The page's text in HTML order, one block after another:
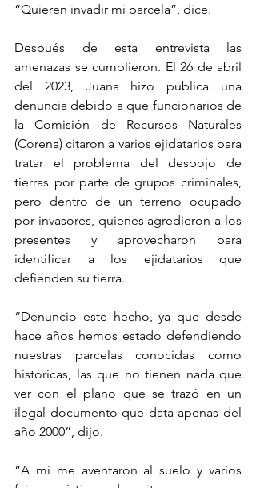
“Quieren invadir mi parcela”, dice.
Después de esta entrevista las
amenazas se cumplieron. El 26 de abril
del 2023, Juana hizo pública una
denuncia debido a que funcionarios de
la Comisión de Recursos Naturales
(Corena) citaron a varios ejidatarios para
tratar el problema del despojo de
tierras por parte de grupos criminales,
pero dentro de un terreno ocupado
por invasores, quienes agredieron a los
presentes y aprovecharon para
identificar a los ejidatarios que
defienden su tierra.
“Denuncio este hecho, ya que desde
hace años hemos estado defendiendo
nuestras parcelas conocidas como
históricas, las que no tienen nada que
ver con el plano que se trazó en un
ilegal documento que data apenas del
año 2000”, dijo.
“A mí me aventaron al suelo y varios